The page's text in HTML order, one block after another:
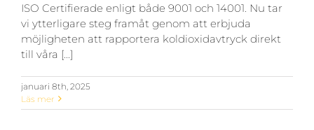
ISO Certifierade enligt både 9001 och 14001. Nu tar
vi ytterligare steg framåt genom att erbjuda
möjligheten att rapportera koldioxidavtryck direkt
till våra [...]
januari 8th, 2025
Läs mer